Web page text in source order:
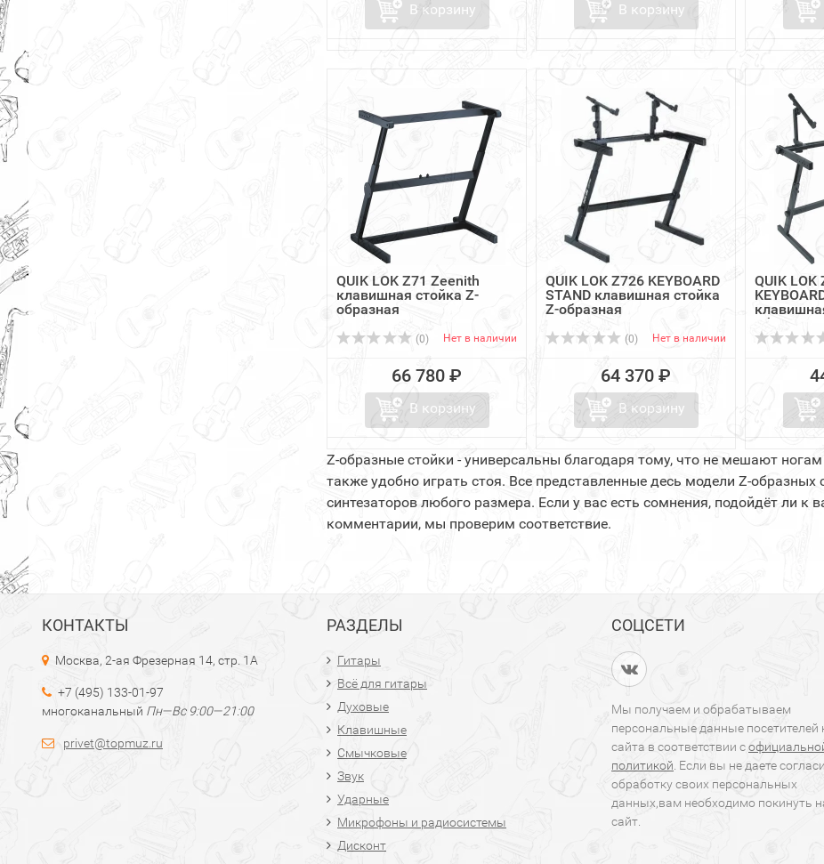
В корзину В корзину
QUIK LOK Z71 Zeenith
клавишная стойка Z-
образная
(0) Нет в наличии
66 780 ₽
В корзину
QUIK LOK Z726 KEYBOARD
STAND клавишная стойка
Z-образная
(0) Нет в наличии
64 370 ₽
В корзину
QUIK LOK
образная
Z-образные стойки - универсальны благодаря тому, что не мешают
также удобно играть стоя. Все представленные десь модели Z-
синтезаторов любого размера. Если у вас есть сомнения, подойдёт ли к
комментарии, мы проверим соответствие.
КОНТАКТЫ
Москва, 2-ая Фрезерная 14, стр. 1А
+7 (495) 133-01-97
многоканальный Пн—Вс 9:00—21:00
privet@topmuz.ru
РАЗДЕЛЫ
Гитары
Всё для гитары
Духовые
Клавишные
Смычковые
Звук
Ударные
Микрофоны и радиосистемы
Дисконт
СОЦСЕТИ
Мы получаем и обрабатываем
персональные данные посетителей
сайта в соответствии с
политикой . Если вы не даете
обработку своих персональных
данных,вам необходимо покинуть
сайт.